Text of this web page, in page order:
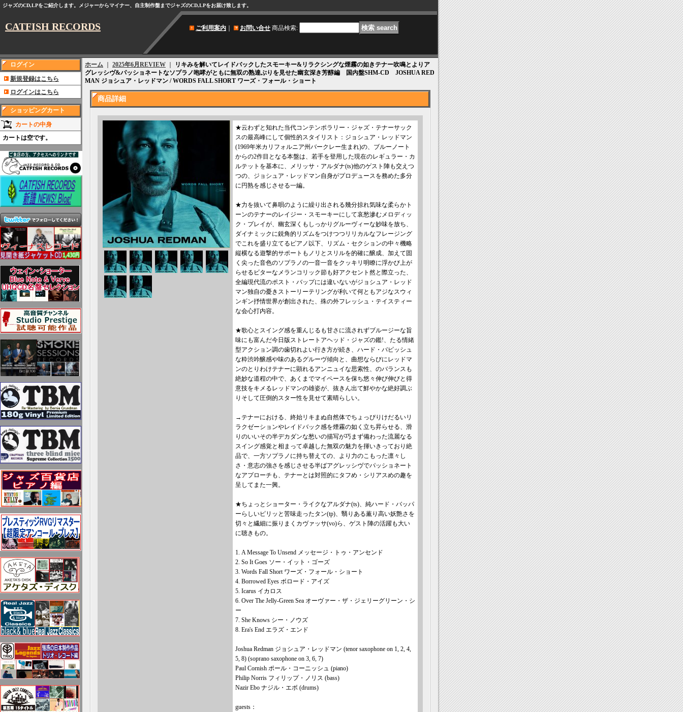
ジャズのCD,LPをご紹介します。メジャーからマイナー、自主制作盤までジャズのCD,LPをお届け致します。
CATFISH RECORDS ご利用案内｜ お問い合せ 商品検索:
ログイン
新規登録はこちら
ログインはこちら
ショッピングカート
カートの中身
カートは空です。
ホーム 2025年6月REVIEW
リキみを解いてレイドバックしたスモーキー&リラクシングな煙霧の如きテナー吹鳴とよりア
グレッシヴ&パッショネートなソプラノ咆哮がともに無双の熟達ぶりを見せた幽玄深き芳醇編 国内盤SHM-CD JOSHUA RED
MAN ジョシュア・レッドマン / WORDS FALL SHORT ワーズ・フォール・ショート
商品詳細
★云わずと知れた当代コンテンポラリー・ジャズ・テナーサック
スの最高峰にして個性的スタイリスト：ジョシュア・レッドマン
(1969年米カリフォルニア州バークレー生まれ)の、ブルーノート
からの2作目となる本盤は、若手を登用した現在のレギュラー・カ
ルテットを基本に、メリッサ・アルダナ(ts)他のゲスト陣も交えつ
つの、ジョシュア・レッドマン自身がプロデュースを務めた多分
に円熟を感じさせる一編。
★力を抜いて鼻唄のように繰り出される幾分掠れ気味な柔らかト
ーンのテナーのレイジー・スモーキーにして哀愁滲むメロディッ
ク・プレイが、幽玄深くもしっかりグルーヴィーな妙味を放ち、
ダイナミックに鋭角的リズムをつけつつリリカルなフレージング
でこれを盛り立てるピアノ以下、リズム・セクションの中々機略
縦横なる遊撃的サポートもノリとスリルを的確に醸成、加えて固
く尖った音色のソプラノの一音一音をクッキリ明瞭に浮かび上が
らせるビターなメランコリック節も好アクセント然と際立った、
全編現代流のポスト・バップには違いないがジョシュア・レッド
マン独自の憂きストーリーテリングが利いて何ともアジなスウィ
ンギン抒情世界が創出された、殊の外フレッシュ・テイスティー
な会心打内容。
★歌心とスイング感を重んじるも甘さに流されずブルージーな旨
味にも富んだ今日版ストレートアヘッド・ジャズの鑑!、たる情緒
型アクション調の歯切れよい行き方が続き、ハード・バピッシュ
な粋渋吟醸感や味のあるグルーヴ傾向と、曲想ならびにレッドマ
ンのとりわけテナーに顕れるアンニュイな思索性、のバランスも
絶妙な道程の中で、あくまでマイペースを保ち悠々伸び伸びと得
意技をキメるレッドマンの雄姿が、抜きん出て鮮やかな絶好調ぶ
りそして圧倒的スター性を見せて素晴らしい。
→テナーにおける、終始リキまぬ自然体でちょっぴりけだるいリ
ラクゼーションやレイドバック感を煙霧の如く立ち昇らせる、滑
りのいいその半デカダンな愁いの描写が巧まず備わった流麗なる
スイング感覚と相まって卓越した無双の魅力を揮いきっており絶
品で、一方ソプラノに持ち替えての、より力のこもった凛々し
さ・意志の強さを感じさせる半ばアグレッシヴでパッショネート
なアプローチも、テナーとは対照的にタフめ・シリアスめの趣を
呈してまた一興。
★ちょっとショーター・ライクなアルダナ(ts)、純ハード・バッパ
ーらしいピリッと苦味走ったタン(tp)、翳りある薫り高い妖艶さを
切々と繊細に振りまくカヴァッサ(vo)ら、ゲスト陣の活躍も大い
に聴きもの。
1. A Message To Unsend メッセージ・トゥ・アンセンド
2. So It Goes ソー・イット・ゴーズ
3. Words Fall Short ワーズ・フォール・ショート
4. Borrowed Eyes ボロード・アイズ
5. Icarus イカロス
6. Over The Jelly-Green Sea オーヴァー・ザ・ジェリーグリーン・シ
ー
7. She Knows シー・ノウズ
8. Era's End エラズ・エンド
Joshua Redman ジョシュア・レッドマン (tenor saxophone on 1, 2, 4,
5, 8) (soprano saxophone on 3, 6, 7)
Paul Cornish ポール・コーニッシュ (piano)
Philip Norris フィリップ・ノリス (bass)
Nazir Ebo ナジル・エボ (drums)
guests：